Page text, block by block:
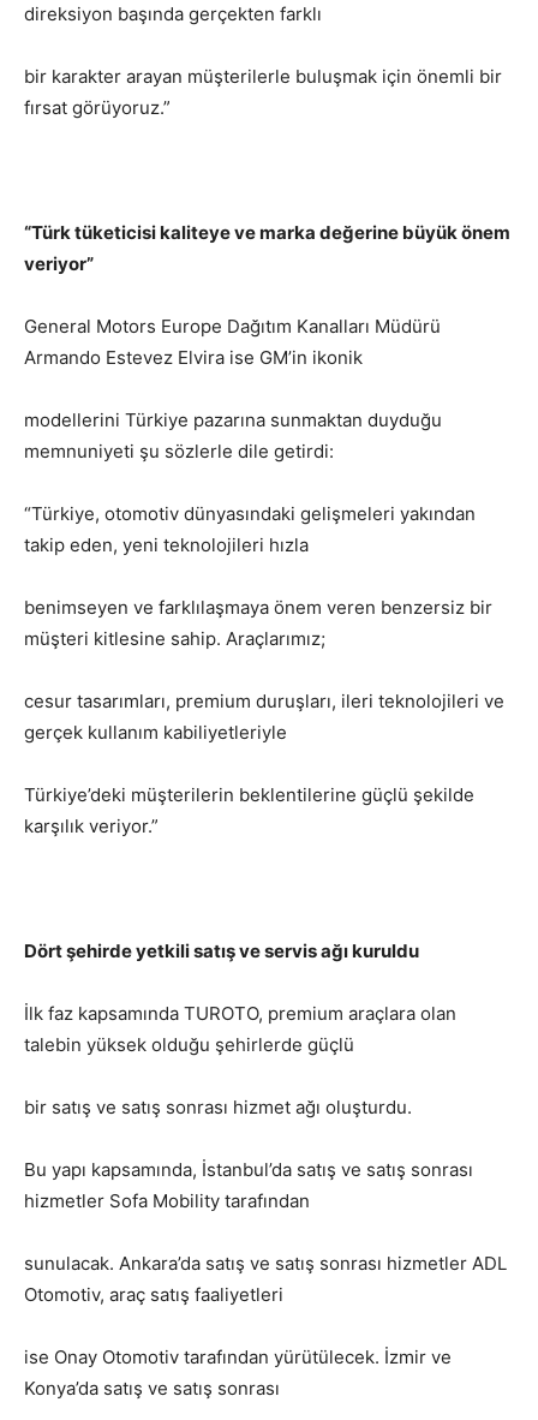
direksiyon başında gerçekten farklı
bir karakter arayan müşterilerle buluşmak için önemli bir
fırsat görüyoruz.”
“Türk tüketicisi kaliteye ve marka değerine büyük önem
veriyor”
General Motors Europe Dağıtım Kanalları Müdürü
Armando Estevez Elvira ise GM’in ikonik
modellerini Türkiye pazarına sunmaktan duyduğu
memnuniyeti şu sözlerle dile getirdi:
“Türkiye, otomotiv dünyasındaki gelişmeleri yakından
takip eden, yeni teknolojileri hızla
benimseyen ve farklılaşmaya önem veren benzersiz bir
müşteri kitlesine sahip. Araçlarımız;
cesur tasarımları, premium duruşları, ileri teknolojileri ve
gerçek kullanım kabiliyetleriyle
Türkiye’deki müşterilerin beklentilerine güçlü şekilde
karşılık veriyor.”
Dört şehirde yetkili satış ve servis ağı kuruldu
İlk faz kapsamında TUROTO, premium araçlara olan
talebin yüksek olduğu şehirlerde güçlü
bir satış ve satış sonrası hizmet ağı oluşturdu.
Bu yapı kapsamında, İstanbul’da satış ve satış sonrası
hizmetler Sofa Mobility tarafından
sunulacak. Ankara’da satış ve satış sonrası hizmetler ADL
Otomotiv, araç satış faaliyetleri
ise Onay Otomotiv tarafından yürütülecek. İzmir ve
Konya’da satış ve satış sonrası